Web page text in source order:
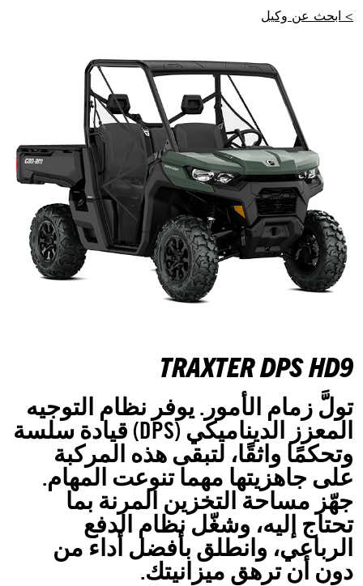
> ابحث عن وكيل
TRAXTER DPS HD9
تولَّ زمام الأمور. يوفر نظام التوجيه
المعزز الديناميكي (DPS) قيادة سلسة
وتحكمًا واثقًا، لتبقى هذه المركبة
على جاهزيتها مهما تنوعت المهام.
جهّز مساحة التخزين المرنة بما
تحتاج إليه، وشغّل نظام الدفع
الرباعي، وانطلق بأفضل أداء من
دون أن ترهق ميزانيتك.